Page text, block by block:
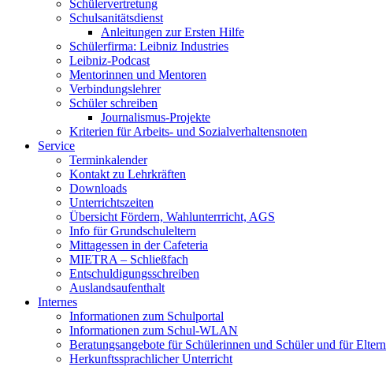
Schülervertretung
Schulsanitätsdienst
Anleitungen zur Ersten Hilfe
Schülerfirma: Leibniz Industries
Leibniz-Podcast
Mentorinnen und Mentoren
Verbindungslehrer
Schüler schreiben
Journalismus-Projekte
Kriterien für Arbeits- und Sozialverhaltensnoten
Service
Terminkalender
Kontakt zu Lehrkräften
Downloads
Unterrichtszeiten
Übersicht Fördern, Wahlunterrricht, AGS
Info für Grundschuleltern
Mittagessen in der Cafeteria
MIETRA – Schließfach
Entschuldigungsschreiben
Auslandsaufenthalt
Internes
Informationen zum Schulportal
Informationen zum Schul-WLAN
Beratungsangebote für Schülerinnen und Schüler und für Eltern
Herkunftssprachlicher Unterricht